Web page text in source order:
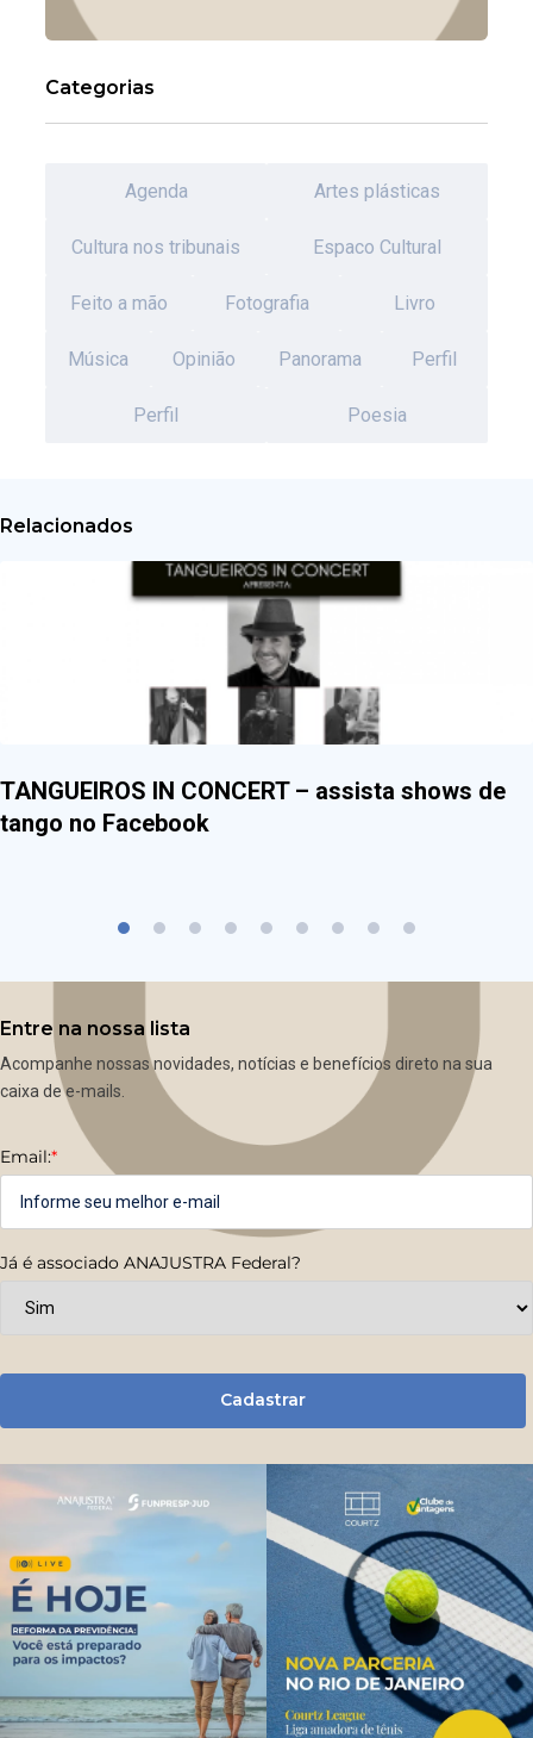
Categorias
Agenda Artes plásticas
Cultura nos tribunais Espaco Cultural
Feito a mão Fotografia Livro
Música Opinião Panorama Perfil
Perfil Poesia
Relacionados
TANGUEIROS IN CONCERT – assista shows de
tango no Facebook
Entre na nossa lista
Acompanhe nossas novidades, notícias e benefícios direto na sua
caixa de e-mails.
Email:*
Já é associado ANAJUSTRA Federal?
Cadastrar